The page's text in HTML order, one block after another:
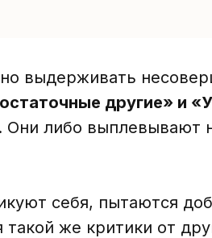
выдерживать
другие» и
либо выплевывают
себя, пытаются
же критики от